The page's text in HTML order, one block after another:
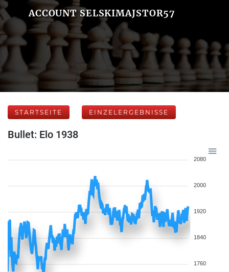
ACCOUNT SELSKIMAJSTOR57
STARTSEITE EINZELERGEBNISSE
Bullet: Elo 1938
2080
2000
1920
1840
1760